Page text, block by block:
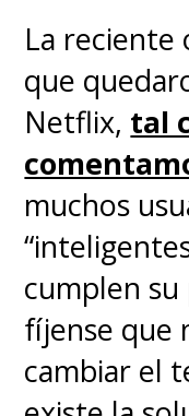
es real.
que Sony
de la nueva
alianza
potenciar
no para
tipo de
que se
terminan
La reciente
que
Netflix, tal
muchos
cumplen su
fíjense que
cambiar el